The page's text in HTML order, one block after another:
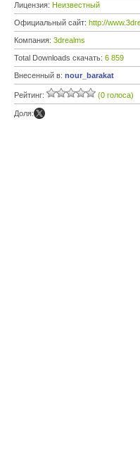
Лицензия: Неизвестный
Официальный сайт: http://
Компания: 3drealms
Total Downloads скачать: 6 859
Внесенный в: nour_barakat
Рейтинг: (0 голоса)
Доля: